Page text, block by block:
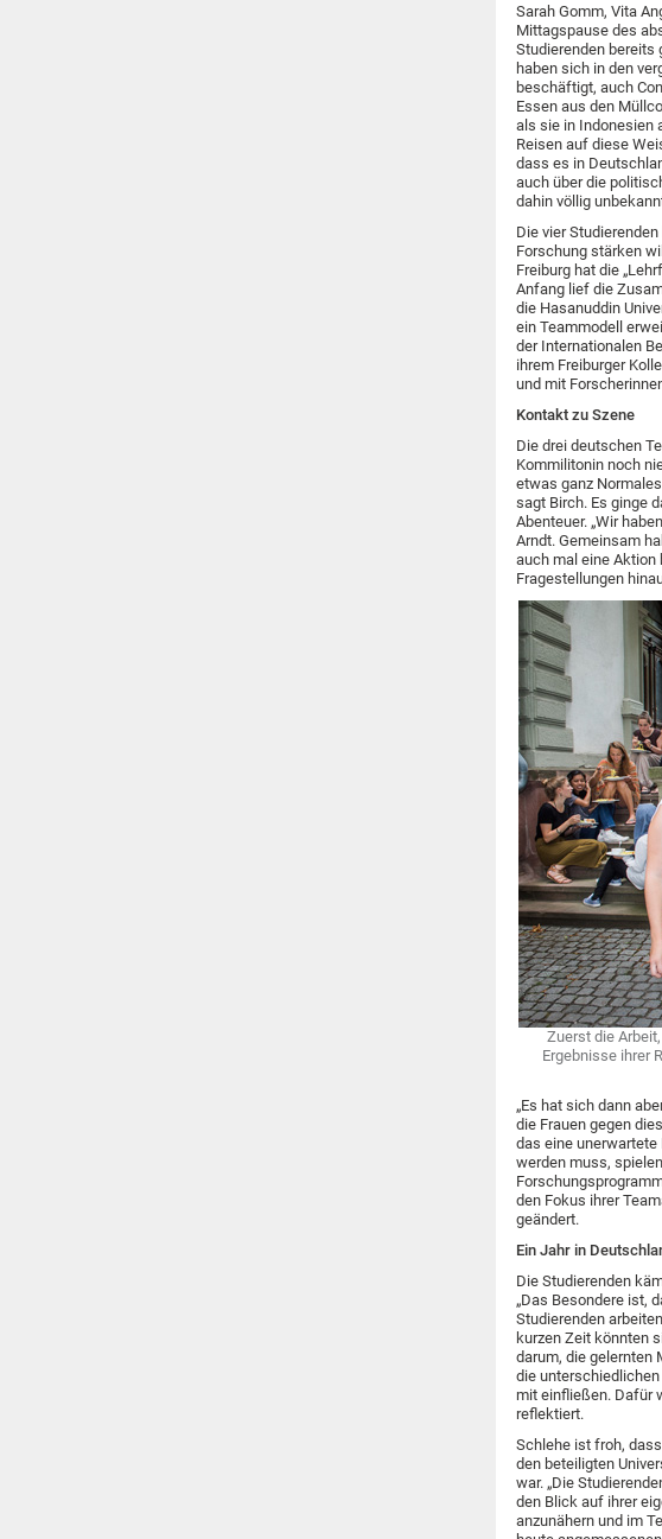
Sarah Gomm, Vita
Mittagspause des
Studierenden bereits
haben sich in den
beschäftigt, auch
Essen aus den
als sie in Indonesien
Reisen auf diese
dass es in
auch über die
dahin völlig
Die vier
Forschung stärken
Freiburg hat die
Anfang lief die
die Hasanuddin
ein Teammodell
der Internationalen
ihrem Freiburger
und mit
Kontakt zu Szene
Die drei deutschen
Kommilitonin noch
etwas ganz
sagt Birch. Es ginge
Abenteuer. „Wir
Arndt. Gemeinsam
auch mal eine Aktion
Fragestellungen
Zuerst die
Ergebnisse ihrer
„Es hat sich dann
die Frauen gegen
das eine unerwartete
werden muss,
den Fokus ihrer
geändert.
Ein Jahr in
Die Studierenden
„Das Besondere ist,
Studierenden
kurzen Zeit könnten
darum, die gelernten
die
mit einfließen. Dafür
reflektiert.
Schlehe ist froh,
den beteiligten
war. „Die
den Blick auf ihrer
anzunähern und im